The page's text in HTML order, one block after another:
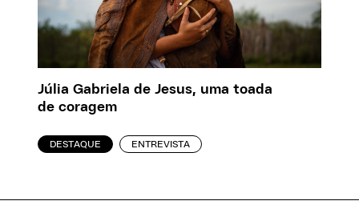
Júlia Gabriela de Jesus, uma toada
de coragem
DESTAQUE ENTREVISTA